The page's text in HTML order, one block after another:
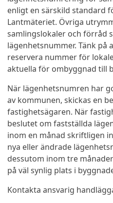
enligt en särskild standard
Lantmäteriet. Övriga
samlingslokaler och förråd
lägenhetsnummer. Tänk på
reservera nummer för
aktuella för ombyggnad till
När lägenhetsnumren har
av kommunen, skickas en
fastighetsägaren. När
beslutet om fastställda
inom en månad skriftligen
nya eller ändrade
dessutom inom tre
på väl synlig plats i
Kontakta ansvarig